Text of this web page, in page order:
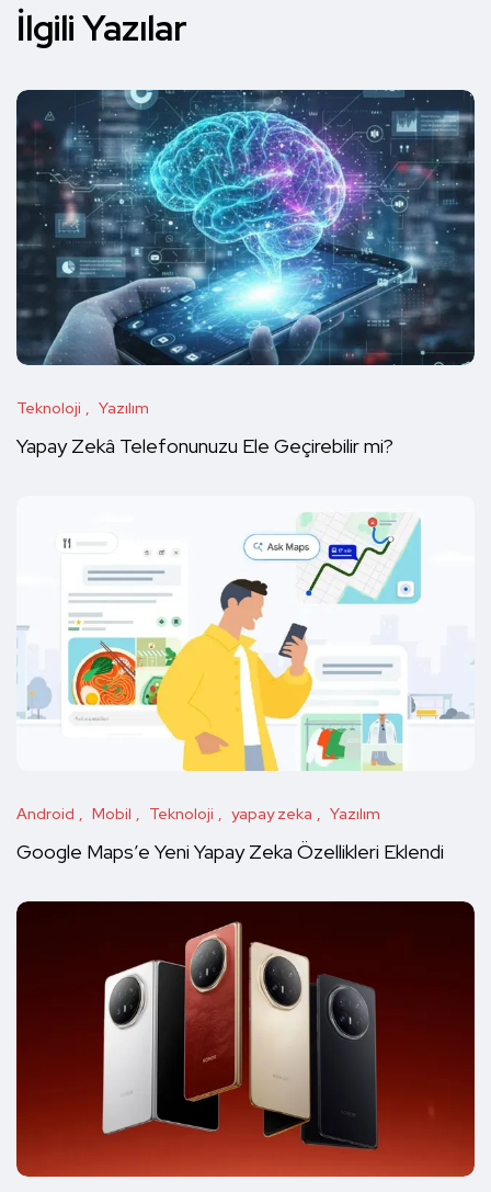
İlgili Yazılar
Teknoloji Yazılım
Yapay Zekâ Telefonunuzu Ele Geçirebilir mi?
Android Mobil Teknoloji yapay zeka Yazılım
Google Maps’e Yeni Yapay Zeka Özellikleri Eklendi